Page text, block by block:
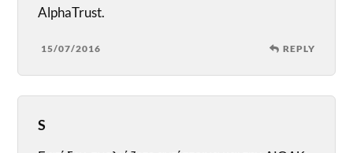
AlphaTrust.
15/07/2016 REPLY
S